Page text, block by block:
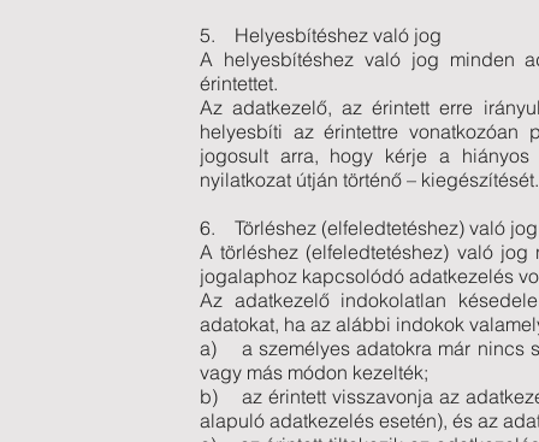
5. Helyesbítéshez való jog
A helyesbítéshez való jog minden
érintettet.
Az adatkezelő, az érintett erre
helyesbíti az érintettre vonatkozóan
jogosult arra, hogy kérje a hiányos
nyilatkozat útján történő – kiegészítését.
6. Törléshez (elfeledtetéshez) való jog
A törléshez (elfeledtetéshez) való
jogalaphoz kapcsolódó adatkezelés
Az adatkezelő indokolatlan
adatokat, ha az alábbi indokok
a) a személyes adatokra már nincs
vagy más módon kezelték;
b) az érintett visszavonja az
alapuló adatkezelés esetén), és az